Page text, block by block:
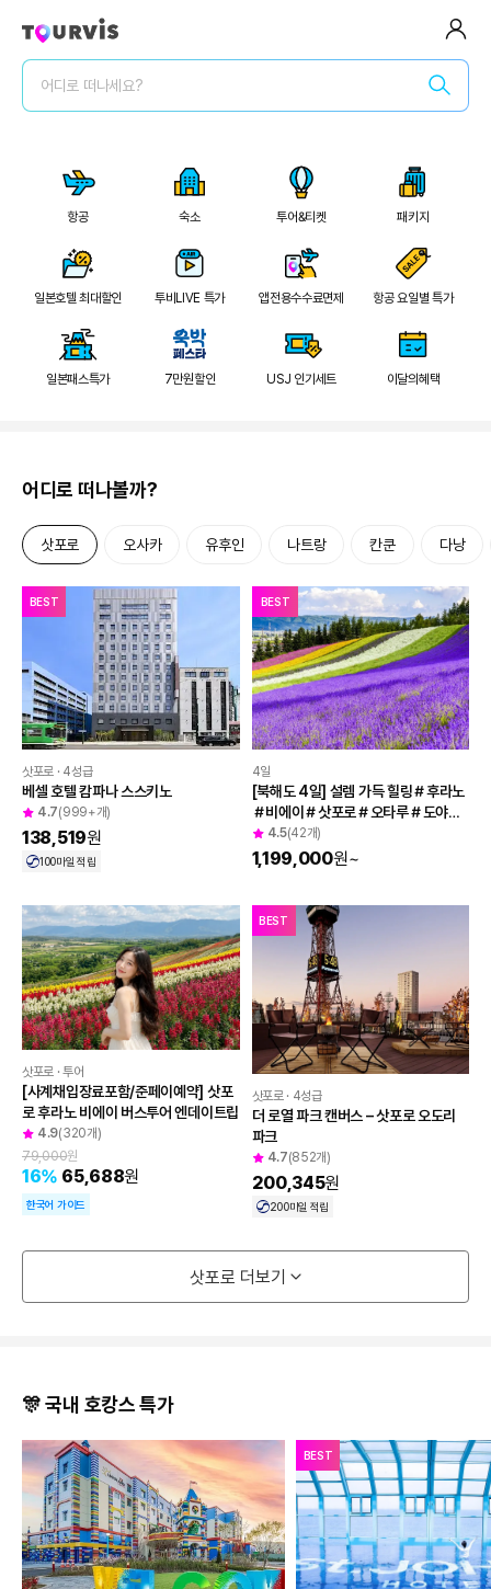
어디로 떠나세요?
항공 숙소 투어&티켓 패키지
일본호텔 최대할인 투비LIVE 특가 앱전용수수료면제 항공 요일별 특가
일본패스특가 7만원할인 USJ 인기세트 이달의혜택
어디로 떠나볼까?
삿포로 오사카 유후인 나트랑 칸쿤 다낭
BEST
삿포로 · 4성급
베셀 호텔 캄파나 스스키노
4.7(999+개)
138,519원
100마일 적립
BEST
4일
[북해도 4일] 설렘 가득 힐링＃후라노
＃비에이＃삿포로＃오타루＃도야＃
노보리베츠＃천연온천
4.5(42개)
1,199,000원~
삿포로 · 투어
[사계채입장료포함/준페이예약] 삿포
로 후라노 비에이 버스투어 엔데이트립
4.9(320개)
79,000원
16% 65,688원
한국어 가이드
BEST
삿포로 · 4성급
더 로열 파크 캔버스 – 삿포로 오도리
파크
4.7(852개)
200,345원
200마일 적립
삿포로 더보기
🎊 국내 호캉스 특가
BEST
전체메뉴
로그인/회원가입
투어&티켓
여행가이드
숙박세일 최대 7만원
숙박세일 페스타
전세계 리조트 특가
럭셔리 셀렉트
일본 다이렉트
도움이 필요하신가요?
공지사항
고객센터
자주 묻는 질문 BEST